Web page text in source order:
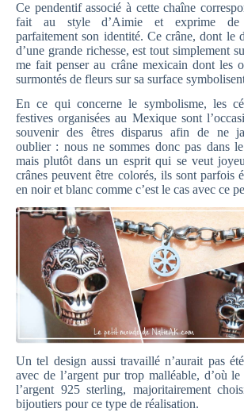
Ce pendentif associé à cette chaîne
fait au style d’Aimie et exprime
parfaitement son identité. Ce crâne, dont le
d’une grande richesse, est tout simplement
me fait penser au crâne mexicain dont les
surmontés de fleurs sur sa surface
En ce qui concerne le symbolisme, les
festives organisées au Mexique sont
souvenir des êtres disparus afin de ne
oublier : nous ne sommes donc pas dans
mais plutôt dans un esprit qui se veut
crânes peuvent être colorés, ils sont parfois
en noir et blanc comme c’est le cas avec ce
Un tel design aussi travaillé n’aurait pas
avec de l’argent pur trop malléable, d’où
l’argent 925 sterling, majoritairement
bijoutiers pour ce type de réalisation.